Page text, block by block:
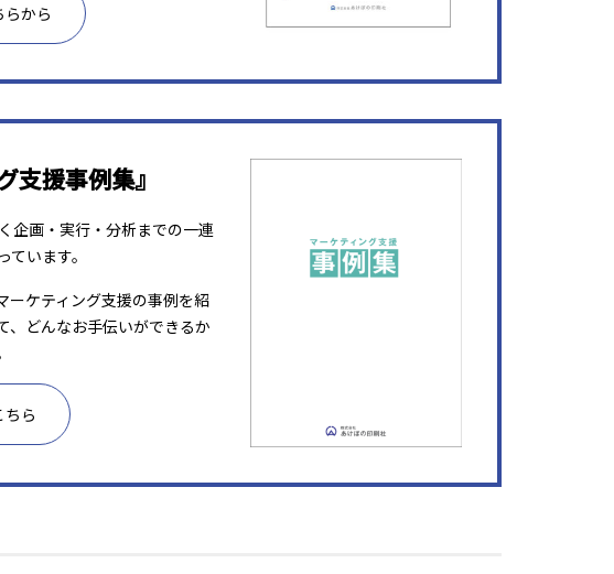
から
支援事例集』
企画・実行・分析までの一連
います。
ーケティング支援の事例を紹
、どんなお手伝いができるか
ら